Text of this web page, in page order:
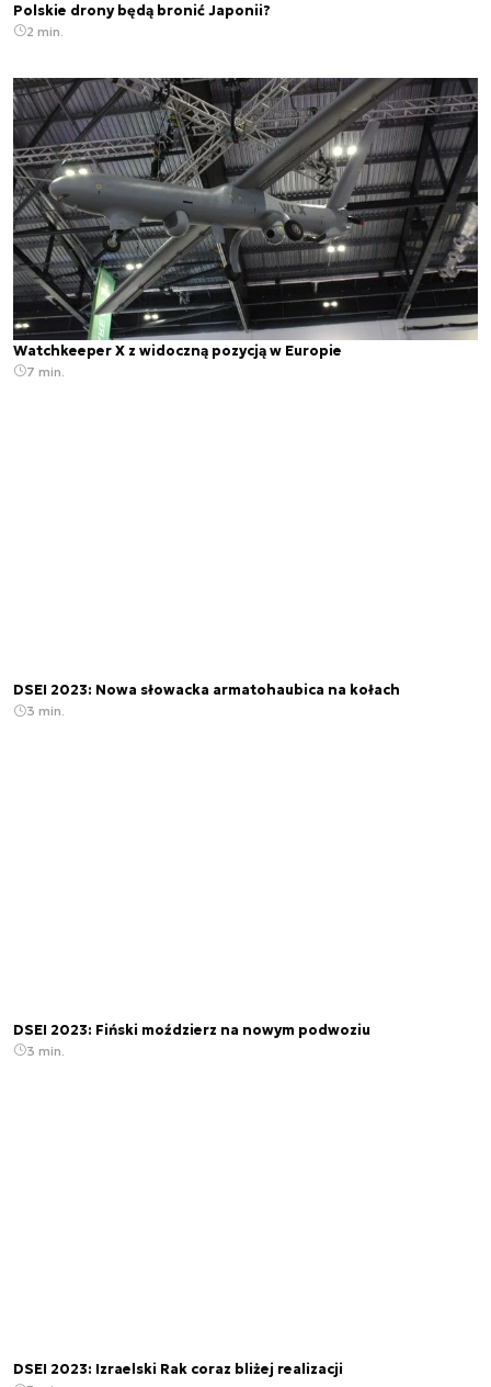
Polskie drony będą bronić Japonii?
2 min.
Watchkeeper X z widoczną pozycją w Europie
7 min.
DSEI 2023: Nowa słowacka armatohaubica na kołach
3 min.
DSEI 2023: Fiński moździerz na nowym podwoziu
3 min.
DSEI 2023: Izraelski Rak coraz bliżej realizacji